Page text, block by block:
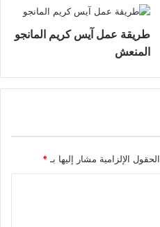
طريقة عمل آيس كريم المانجو
المنعش
الحقول الإلزامية مشار إليها بـ *